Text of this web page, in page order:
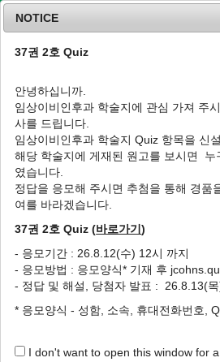
J Clin Otolaryngol Head Neck Surg
27(2 ): 366-369
pISSN: 1225-0244, eISSN: 2713-833X
DOI:https://doi.org/10.35420/
증례
고립성 상악동 부비동염으로
된 환자 1예
이은섭1 ,김지선1, *
A Case of Visual Loss Due
Eun Sub Lee 1 ,
Author Information & Copyright▼
NOTICE
37권 2호 Quiz
안녕하십니까.
임상이비인후과 학술지에 관심 가져 주
사를 드립니다.
임상이비인후과 학술지 Quiz 항목을 신
해당 학술지에 게재된 원고를 보시면 누
였습니다.
정답을 응모해 주시면 추첨을 통해 경품
여를 바라겠습니다.
37권 2호 Quiz (바로가기)
- 응모기간 : 26.8.12(수) 12시 까지
- 응모방법 : 응모양식* 기재 후
- 정답 및 해설, 당첨자 발표 : 26.8.13(
* 응모양식 - 성함, 소속, 휴대전화번호,
I don't want to open this window for